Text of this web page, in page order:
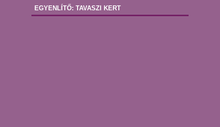
EGYENLÍTŐ: TAVASZI KERT